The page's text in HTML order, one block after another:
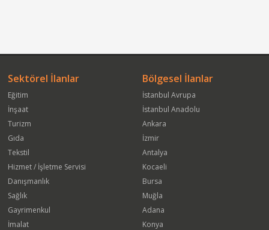
Sektörel İlanlar
Eğitim
İnşaat
Turizm
Gıda
Tekstil
Hizmet / İşletme Servisi
Danışmanlık
Sağlık
Gayrimenkul
İmalat
Bölgesel İlanlar
İstanbul Avrupa
İstanbul Anadolu
Ankara
İzmir
Antalya
Kocaeli
Bursa
Muğla
Adana
Konya